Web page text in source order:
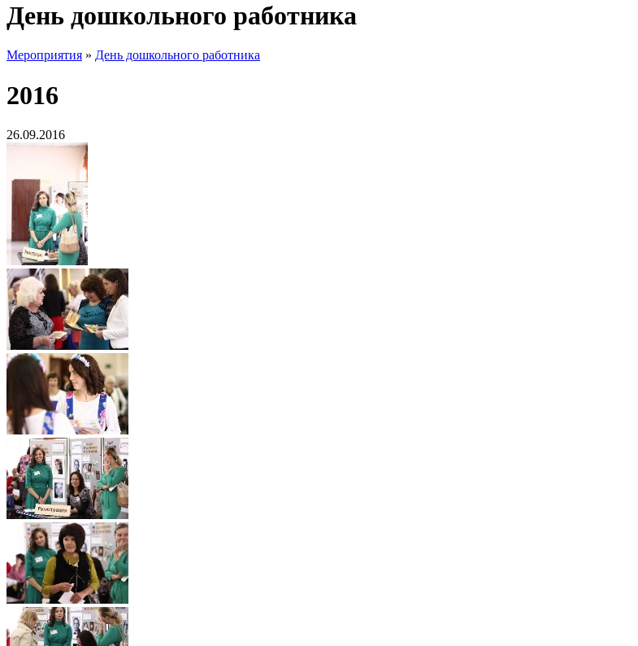
День дошкольного работника
Мероприятия » День дошкольного работника
2016
26.09.2016